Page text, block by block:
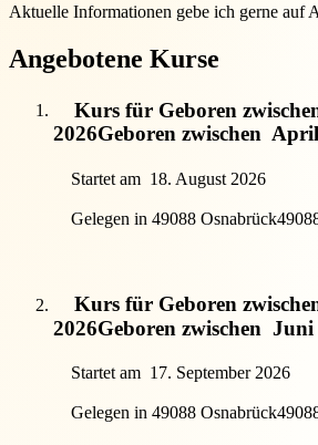
Aktuelle Informationen gebe ich gerne auf
Angebotene Kurse
Kurs für Geboren
2026Geboren zwischen
Startet am 18. August 2026
Gelegen in 49088 Osnabrück
Kurs für Geboren
2026Geboren zwischen Juni
Startet am 17. September 2026
Gelegen in 49088 Osnabrück